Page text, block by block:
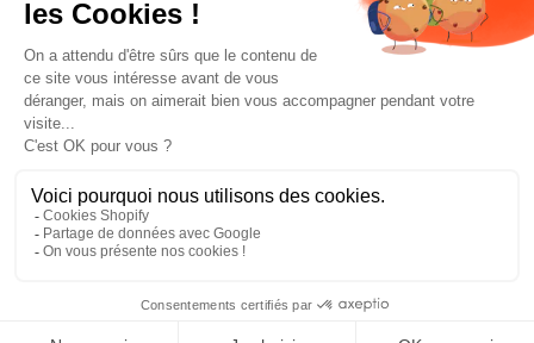
SKIS FREERIDE
SKIS RANDONNÉE
SKIS ALL MOUNTAIN
ÉQUIPEMENT
CONFIDENTIALITÉ CGV MENTIONS LÉGALES
2026 FRANCE, € EUR